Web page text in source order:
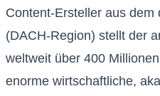
Content-Ersteller aus
(DACH-Region) stellt der
weltweit über 400
enorme wirtschaftliche,